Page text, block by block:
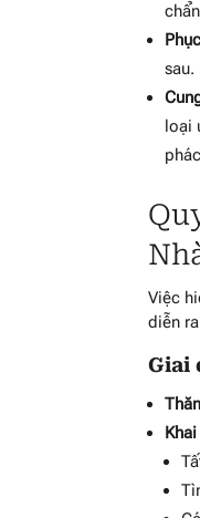
sau.
loại
Việc
diễn
Giai